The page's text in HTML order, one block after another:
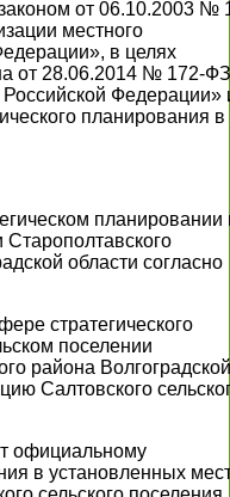
от 06.10.2003 №
местного
в целях
от 28.06.2014 № 172-
Федерации»
планирования в
планировании
области согласно
стратегического
поселении
района Волгоградской
Салтовского
официальному
в установленных